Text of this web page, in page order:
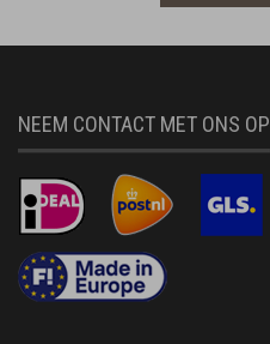
NEEM CONTACT MET ONS OP